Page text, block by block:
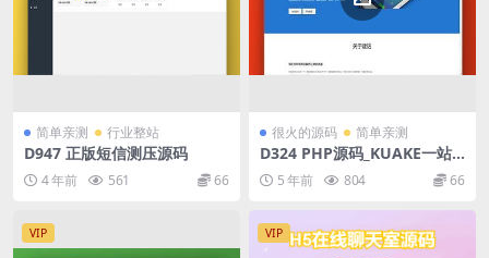
简单亲测 行业整站
D947 正版短信测压源码
4 年前 561 66
很火的源码 简单亲测
D324 PHP源码_KUAKE一站
式自助建站系统网站源码下载
已去授权_开源已解密
5 年前 804 66
VIP VIP